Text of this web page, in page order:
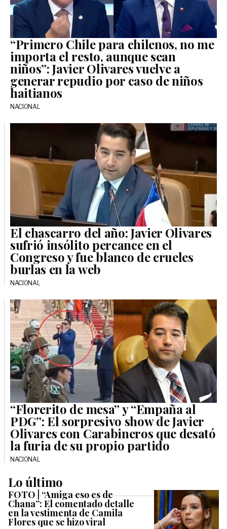
“Primero Chile para chilenos, no me
importa el resto, aunque sean
niños”: Javier Olivares vuelve a
generar repudio por caso de niños
haitianos
NACIONAL
El chascarro del año: Javier Olivares
sufrió insólito percance en el
Congreso y fue blanco de crueles
burlas en la web
NACIONAL
“Florerito de mesa” y “Empaña al
PDG”: El sorpresivo show de Javier
Olivares con Carabineros que desató
la furia de su propio partido
NACIONAL
Lo último
FOTO | “Amiga eso es de
Chana”: El comentado detalle
en la vestimenta de Camila
Flores que se hizo viral